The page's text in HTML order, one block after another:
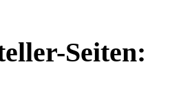
Seiten: